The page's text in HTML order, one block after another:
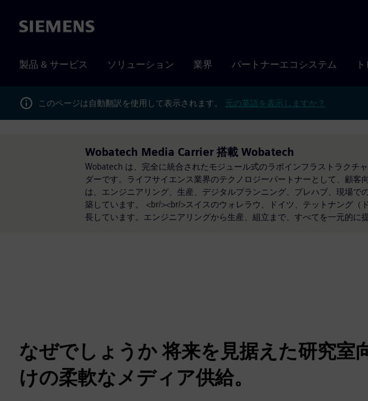
Siemens
製品 & サービス ソリューション 業界 パートナーエコシステム
このページは自動翻訳を使用して表示されます。 元の英語を表示しますか？
Wobatech Media Carrier 搭載 Wobatech
Wobatech は、完全に統合されたモジュール式のラボインフラストラクチ
ダーです。ライフサイエンス業界のテクノロジーパートナーとして、顧
は、エンジニアリング、生産、デジタルプランニング、プレハブ、現場
築しています。 <br/><br/>スイスのウォレラウ、ドイツ、テットナング
長しています。エンジニアリングから生産、組立まで、すべてを一元的に
なぜでしょうか 将来を見据えた研究室
けの柔軟なメディア供給。